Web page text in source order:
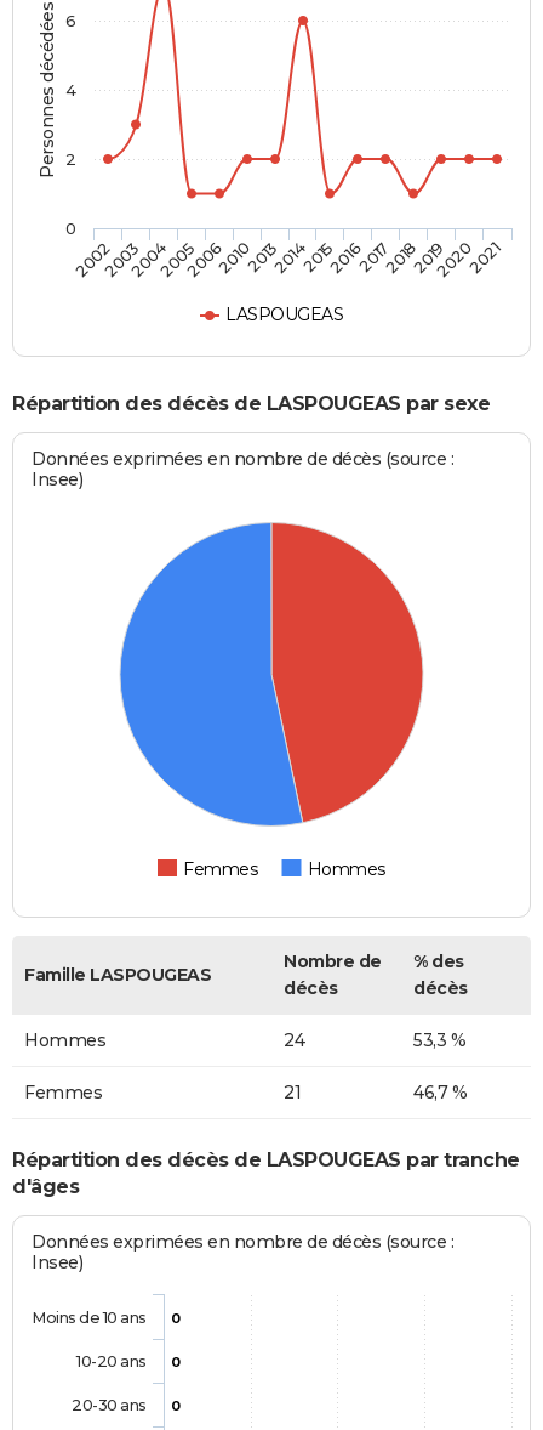
Personnes décédées
LASPOUGEAS
200220032004200520062010201320142015201620172018201920202021
0
2
4
6
Répartition des décès de LASPOUGEAS par sexe
Données exprimées en nombre de décès (source :
Insee)
Femmes Hommes
Famille LASPOUGEAS
Nombre de
décès
% des
décès
Hommes 24 53,3 %
Femmes 21 46,7 %
Répartition des décès de LASPOUGEAS par tranche
d'âges
Données exprimées en nombre de décès (source :
Insee)
0
0
0
Moins de 10 ans
10-20 ans
20-30 ans